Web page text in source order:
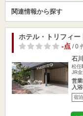
関連情報から探す
ホテル・トリフィー
-点/ 0
石
松任
JR
営
入
宿泊